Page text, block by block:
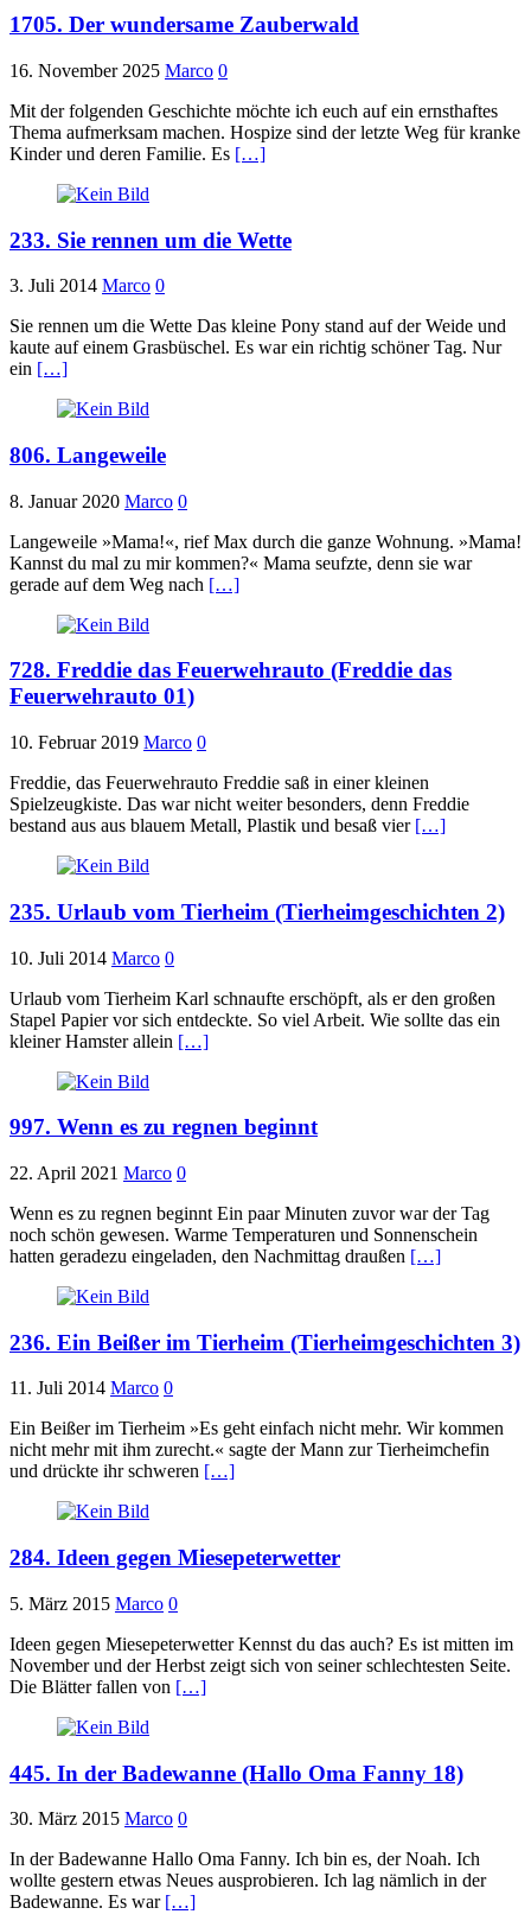
1705. Der wundersame Zauberwald
16. November 2025 Marco 0
Mit der folgenden Geschichte möchte ich euch auf ein ernsthaftes
Thema aufmerksam machen. Hospize sind der letzte Weg für kranke
Kinder und deren Familie. Es […]
233. Sie rennen um die Wette
3. Juli 2014 Marco 0
Sie rennen um die Wette Das kleine Pony stand auf der Weide und
kaute auf einem Grasbüschel. Es war ein richtig schöner Tag. Nur
ein […]
806. Langeweile
8. Januar 2020 Marco 0
Langeweile »Mama!«, rief Max durch die ganze Wohnung. »Mama!
Kannst du mal zu mir kommen?« Mama seufzte, denn sie war
gerade auf dem Weg nach […]
728. Freddie das Feuerwehrauto (Freddie das
Feuerwehrauto 01)
10. Februar 2019 Marco 0
Freddie, das Feuerwehrauto Freddie saß in einer kleinen
Spielzeugkiste. Das war nicht weiter besonders, denn Freddie
bestand aus aus blauem Metall, Plastik und besaß vier […]
235. Urlaub vom Tierheim (Tierheimgeschichten 2)
10. Juli 2014 Marco 0
Urlaub vom Tierheim Karl schnaufte erschöpft, als er den großen
Stapel Papier vor sich entdeckte. So viel Arbeit. Wie sollte das ein
kleiner Hamster allein […]
997. Wenn es zu regnen beginnt
22. April 2021 Marco 0
Wenn es zu regnen beginnt Ein paar Minuten zuvor war der Tag
noch schön gewesen. Warme Temperaturen und Sonnenschein
hatten geradezu eingeladen, den Nachmittag draußen […]
236. Ein Beißer im Tierheim (Tierheimgeschichten 3)
11. Juli 2014 Marco 0
Ein Beißer im Tierheim »Es geht einfach nicht mehr. Wir kommen
nicht mehr mit ihm zurecht.« sagte der Mann zur Tierheimchefin
und drückte ihr schweren […]
284. Ideen gegen Miesepeterwetter
5. März 2015 Marco 0
Ideen gegen Miesepeterwetter Kennst du das auch? Es ist mitten im
November und der Herbst zeigt sich von seiner schlechtesten Seite.
Die Blätter fallen von […]
445. In der Badewanne (Hallo Oma Fanny 18)
30. März 2015 Marco 0
In der Badewanne Hallo Oma Fanny. Ich bin es, der Noah. Ich
wollte gestern etwas Neues ausprobieren. Ich lag nämlich in der
Badewanne. Es war […]